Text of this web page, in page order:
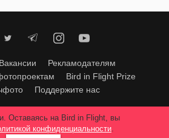
Вакансии
Рекламодателям
Bird in Flight Prize
Поддержите нас
допускается только с согласия
.© 2026, Bird In Flight.
Оставаясь на Bird in Flight, вы
конфиденциальности.